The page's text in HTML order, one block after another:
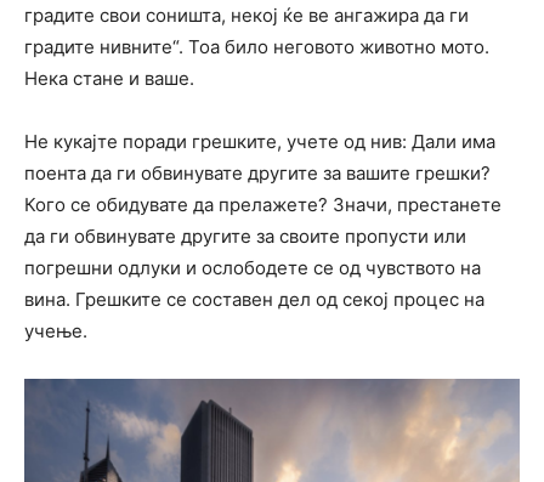
градите свои соништа, некој ќе ве ангажира да ги
градите нивните“. Тоа било неговото животно мото.
Нека стане и ваше.
Не кукајте поради грешките, учете од нив: Дали има
поента да ги обвинувате другите за вашите грешки?
Кого се обидувате да прелажете? Значи, престанете
да ги обвинувате другите за своите пропусти или
погрешни одлуки и ослободете се од чувството на
вина. Грешките се составен дел од секој процес на
учење.